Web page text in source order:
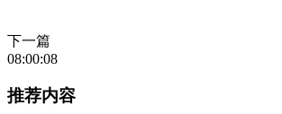
下一篇
08:00:08
推荐内容